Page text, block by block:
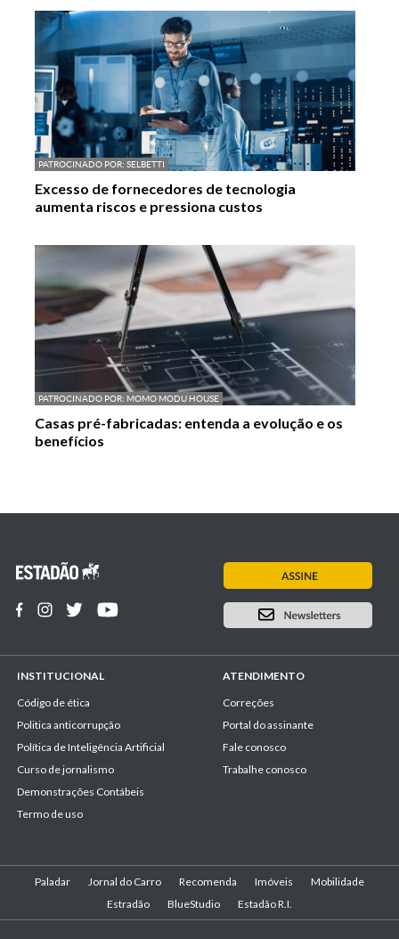
PATROCINADO POR: SELBETTI
Excesso de fornecedores de tecnologia
aumenta riscos e pressiona custos
PATROCINADO POR: MOMO MODU HOUSE
Casas pré-fabricadas: entenda a evolução e os
benefícios
INSTITUCIONAL
Código de ética
Politica anticorrupção
Política de Inteligência Artificial
Curso de jornalismo
Demonstrações Contábeis
Termo de uso
ATENDIMENTO
Correções
Portal do assinante
Fale conosco
Trabalhe conosco
Paladar Jornal do Carro Recomenda Imóveis
Mobilidade
Estradão
BlueStudio Estadão R.I.